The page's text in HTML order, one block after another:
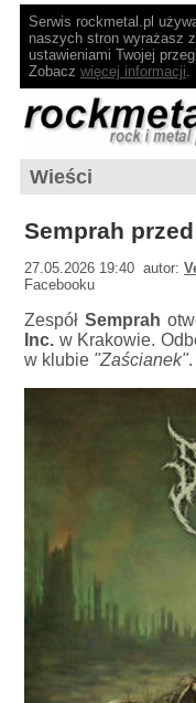
Serwis rockmetal.pl
naszych stron wyrażasz
ustawieniami Twojej
Zobacz więcej informacji.
Wieści
Semprah
27.05.2026 19:40 autor:
Facebooku
ZespółSemprah
Inc. w Krakowie.
w klubie "Zaścianek".